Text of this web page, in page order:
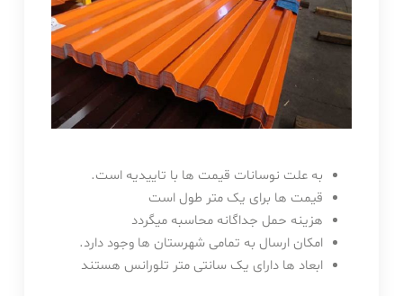
به علت نوسانات قیمت ها با تاییدیه است.
قیمت ها برای یک متر طول است
هزینه حمل جداگانه محاسبه میگردد
امکان ارسال به تمامی شهرستان ها وجود دارد.
ابعاد ها دارای یک سانتی متر تلورانس هستند